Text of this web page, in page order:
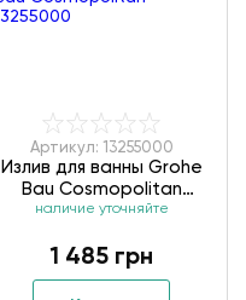
Артикул: 13255000
Излив для ванны Grohe
Bau Cosmopolitan
13255000
наличие уточняйте
1 485 грн